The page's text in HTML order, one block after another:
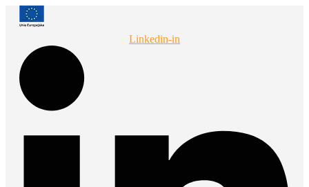
Przejdź
Linkedin-in